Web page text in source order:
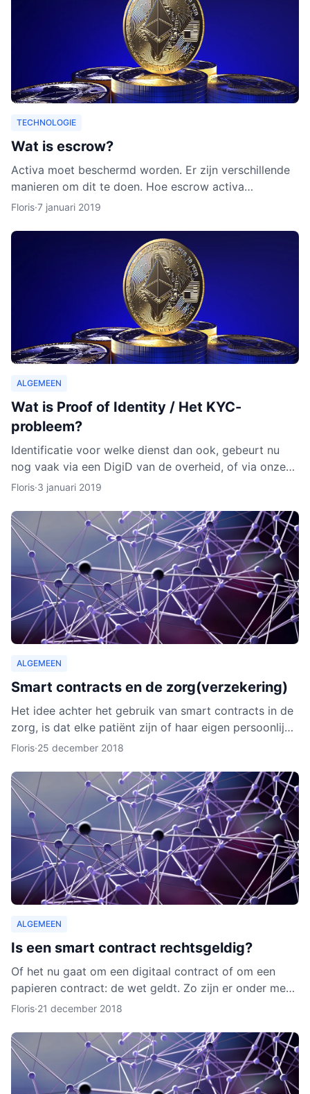
TECHNOLOGIE
Wat is escrow?
Activa moet beschermd worden. Er zijn verschillende
manieren om dit te doen. Hoe escrow activa
beschermt, leggen we uit in dit artikel. Ook leggen we
Floris·7 januari 2019
ALGEMEEN
Wat is Proof of Identity / Het KYC-
probleem?
Identificatie voor welke dienst dan ook, gebeurt nu
nog vaak via een DigiD van de overheid, of via onze
identiteitskaart. In sommige gevallen moeten we zelfs
Floris·3 januari 2019
ALGEMEEN
Smart contracts en de zorg(verzekering)
Het idee achter het gebruik van smart contracts in de
zorg, is dat elke patiënt zijn of haar eigen persoonlijke
data vanaf ieder online apparaat kan inzien en b
Floris·25 december 2018
ALGEMEEN
Is een smart contract rechtsgeldig?
Of het nu gaat om een digitaal contract of om een
papieren contract: de wet geldt. Zo zijn er onder meer
regels over de privacy van de deelnemers aan het
Floris·21 december 2018